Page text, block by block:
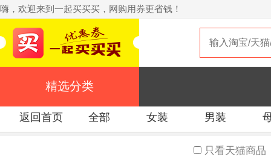
嗨，欢迎来到一起买买买，网购用券更省钱！
精选分类
返回首页 全部 女装 男装
只看天猫商品